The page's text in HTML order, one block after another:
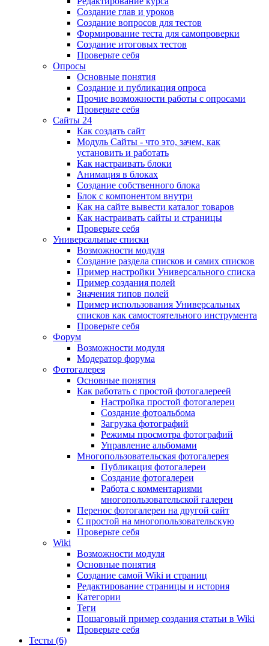
Создание глав и уроков
Создание вопросов для тестов
Формирование теста для самопроверки
Создание итоговых тестов
Проверьте себя
Опросы
Основные понятия
Создание и публикация опроса
Прочие возможности работы с опросами
Проверьте себя
Сайты 24
Как создать сайт
Модуль Сайты - что это, зачем, как
установить и работать
Как настраивать блоки
Анимация в блоках
Создание собственного блока
Блок с компонентом внутри
Как на сайте вывести каталог товаров
Как настраивать сайты и страницы
Проверьте себя
Универсальные списки
Возможности модуля
Создание раздела списков и самих списков
Пример настройки Универсального списка
Пример создания полей
Значения типов полей
Пример использования Универсальных
списков как самостоятельного инструмента
Проверьте себя
Форум
Возможности модуля
Модератор форума
Фотогалерея
Основные понятия
Как работать с простой фотогалереей
Настройка простой фотогалереи
Создание фотоальбома
Загрузка фотографий
Режимы просмотра фотографий
Управление альбомами
Многопользовательская фотогалерея
Публикация фотогалереи
Создание фотогалереи
Работа с комментариями
многопользовательской галереи
Перенос фотогалереи на другой сайт
С простой на многопользовательскую
Проверьте себя
Wiki
Возможности модуля
Основные понятия
Создание самой Wiki и страниц
Редактирование страницы и история
Категории
Теги
Пошаговый пример создания статьи в Wiki
Проверьте себя
Тесты (6)